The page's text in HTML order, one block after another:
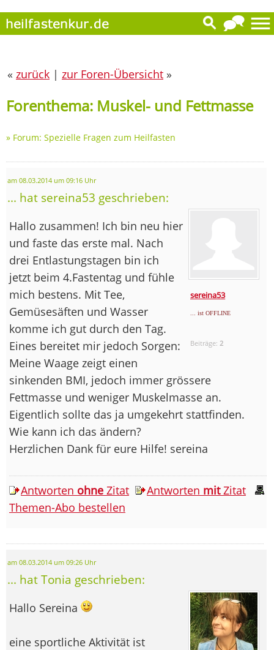
« zurück | zur Foren-Übersicht »
Forenthema: Muskel- und Fettmasse
» Forum: Spezielle Fragen zum Heilfasten
am 08.03.2014 um 09:16 Uhr
... hat sereina53 geschrieben:
sereina53
... ist OFFLINE
Beiträge: 2
Hallo zusammen! Ich bin neu hier
und faste das erste mal. Nach
drei Entlastungstagen bin ich
jetzt beim 4.Fastentag und fühle
mich bestens. Mit Tee,
Gemüsesäften und Wasser
komme ich gut durch den Tag.
Eines bereitet mir jedoch Sorgen:
Meine Waage zeigt einen
sinkenden BMI, jedoch immer grössere
Fettmasse und weniger Muskelmasse an.
Eigentlich sollte das ja umgekehrt stattfinden.
Wie kann ich das ändern?
Herzlichen Dank für eure Hilfe! sereina
Antworten ohne Zitat Antworten mitZitat
Themen-Abo bestellen
am 08.03.2014 um 09:26 Uhr
... hat Tonia geschrieben:
Hallo Sereina
eine sportliche Aktivität ist